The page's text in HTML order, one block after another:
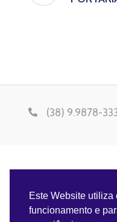
(38) 9.9878-
Este Website utiliza
funcionamento e